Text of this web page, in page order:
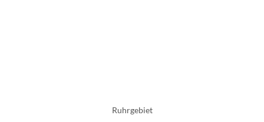
Ruhrgebiet